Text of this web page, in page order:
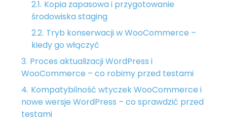
Kopia zapasowa i przygotowanie
środowiska staging
Tryb konserwacji w WooCommerce –
kiedy go włączyć
Proces aktualizacji WordPress i
WooCommerce – co robimy przed testami
Kompatybilność wtyczek WooCommerce i
nowe wersje WordPress – co sprawdzić przed
testami